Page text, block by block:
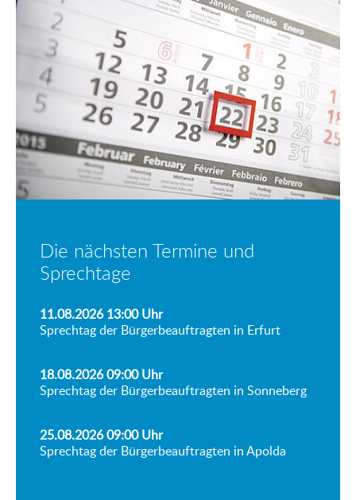
Die nächsten Termine und
Sprechtage
11.08.2026 13:00Uhr
Sprechtag der Bürgerbeauftragten in Erfurt
18.08.2026 09:00Uhr
Sprechtag der Bürgerbeauftragten in Sonneberg
25.08.2026 09:00Uhr
Sprechtag der Bürgerbeauftragten in Apolda